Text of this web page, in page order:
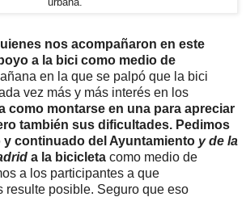
urbana.
nos acompañaron en este
a la bici como medio de
en la que se palpó que la bici
vez más y más interés en los
como montarse en una para apreciar
también sus dificultades. Pedimos
continuado del Ayuntamiento y de la
a la bicicleta como medio de
a los participantes a que
resulte posible. Seguro que eso